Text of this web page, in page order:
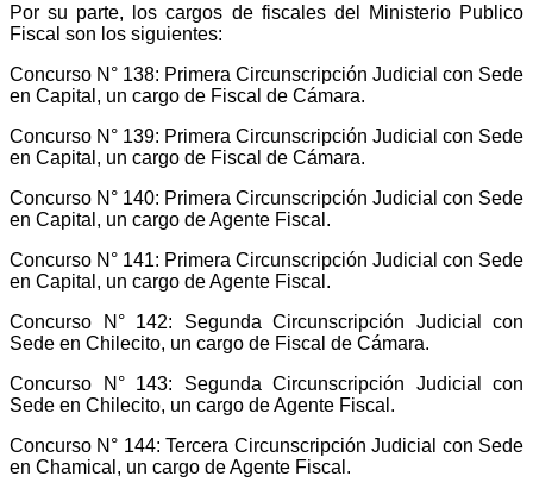
Por su parte, los cargos de fiscales del Ministerio Publico
Fiscal son los siguientes:
Concurso N° 138: Primera Circunscripción Judicial con Sede
en Capital, un cargo de Fiscal de Cámara.
Concurso N° 139: Primera Circunscripción Judicial con Sede
en Capital, un cargo de Fiscal de Cámara.
Concurso N° 140: Primera Circunscripción Judicial con Sede
en Capital, un cargo de Agente Fiscal.
Concurso N° 141: Primera Circunscripción Judicial con Sede
en Capital, un cargo de Agente Fiscal.
Concurso N° 142: Segunda Circunscripción Judicial con
Sede en Chilecito, un cargo de Fiscal de Cámara.
Concurso N° 143: Segunda Circunscripción Judicial con
Sede en Chilecito, un cargo de Agente Fiscal.
Concurso N° 144: Tercera Circunscripción Judicial con Sede
en Chamical, un cargo de Agente Fiscal.